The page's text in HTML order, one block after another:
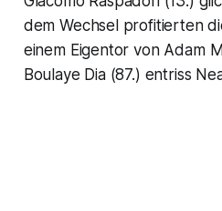
dem Wechsel profitierten
einem Eigentor von Adam
Boulaye Dia (87.) entriss